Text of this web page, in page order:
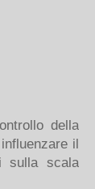
della
il
sulla scala